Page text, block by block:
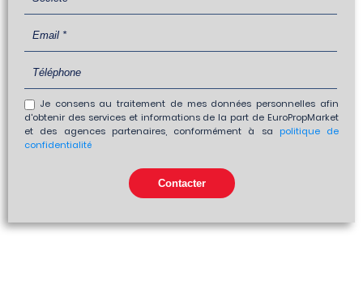
Je consens au traitement de mes données personnelles afin
d'obtenir des services et informations de la part de EuroPropMarket
et des agences partenaires, conformément à sa politique de
confidentialité